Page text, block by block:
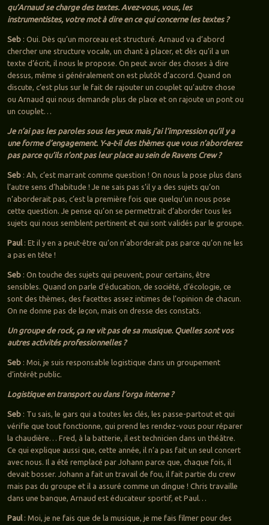
qu’Arnaud se charge des textes. Avez-vous, vous, les
instrumentistes, votre mot à dire en ce qui concerne les textes ?
Seb: Oui. Dès qu’un morceau est structuré. Arnaud va d’abord
chercher une structure vocale, un chant à placer, et dès qu’il a un
texte d’écrit, il nous le propose. On peut avoir des choses à dire
dessus, même si généralement on est plutôt d’accord. Quand on
discute, c’est plus sur le fait de rajouter un couplet qu’autre chose
ou Arnaud qui nous demande plus de place et on rajoute un pont ou
un couplet…
Je n’ai pas les paroles sous les yeux mais j’ai l’impression qu’il y a
une forme d’engagement. Y-a-t-il des thèmes que vous n’aborderez
pas parce qu’ils n’ont pas leur place au sein de Ravens Crew ?
Seb: Ah, c’est marrant comme question ! On nous la pose plus dans
l’autre sens d’habitude ! Je ne sais pas s’il y a des sujets qu’on
n’aborderait pas, c’est la première fois que quelqu’un nous pose
cette question. Je pense qu’on se permettrait d’aborder tous les
sujets qui nous semblent pertinent et qui sont validés par le groupe.
Paul: Et il y en a peut-être qu’on n’aborderait pas parce qu’on ne les
a pas en tête !
Seb: On touche des sujets qui peuvent, pour certains, être
sensibles. Quand on parle d’éducation, de société, d’écologie, ce
sont des thèmes, des facettes assez intimes de l’opinion de chacun.
On ne donne pas de leçon, mais on dresse des constats.
Un groupe de rock, ça ne vit pas de sa musique. Quelles sont vos
autres activités professionnelles ?
Seb: Moi, je suis responsable logistique dans un groupement
d’intérêt public.
Logistique en transport ou dans l’orga interne ?
Seb: Tu sais, le gars qui a toutes les clés, les passe-partout et qui
vérifie que tout fonctionne, qui prend les rendez-vous pour réparer
la chaudière… Fred, à la batterie, il est technicien dans un théâtre.
Ce qui explique aussi que, cette année, il n’a pas fait un seul concert
avec nous. Il a été remplacé par Johann parce que, chaque fois, il
devait bosser. Johann a fait un travail de fou, il fait partie du crew
mais pas du groupe et il a assuré comme un dingue ! Chris travaille
dans une banque, Arnaud est éducateur sportif, et Paul…
Paul: Moi, je ne fais que de la musique, je me fais filmer pour des